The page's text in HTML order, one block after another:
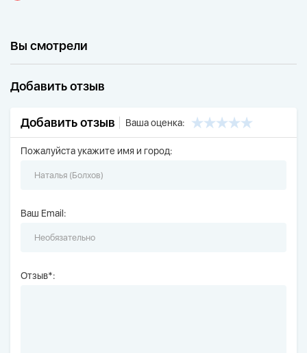
Вы смотрели
Добавить отзыв
Добавить отзыв Ваша оценка:
Пожалуйста укажите имя и город:
Ваш Email:
Отзыв*: